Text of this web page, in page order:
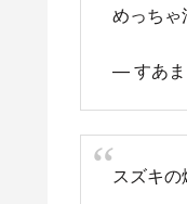
パトカ
— yukaa